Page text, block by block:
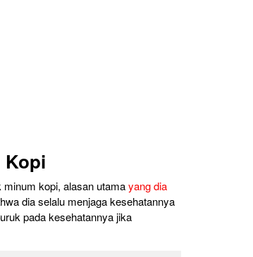
Kopi
kopi, alasan utamayang dia
dia selalu menjaga kesehatannya
pada kesehatannya jika